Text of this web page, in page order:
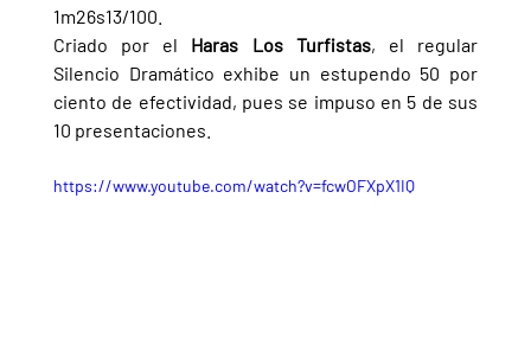
1m26s13/100.
Criado por el Haras Los Turfistas, el regular
Silencio Dramático exhibe un estupendo 50 por
ciento de efectividad, pues se impuso en 5 de sus
10 presentaciones.
https://www.youtube.com/watch?v=fcwOFXpX1IQ